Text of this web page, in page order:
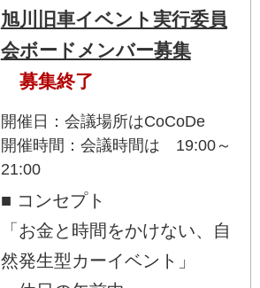
旭川旧車イベント実行委員
会ボードメンバー募集
募集終了
開催日：会議場所はCoCoDe
開催時間：会議時間は 19:00～
21:00
■ コンセプト
「お金と時間をかけない、自
然発生型カーイベント」